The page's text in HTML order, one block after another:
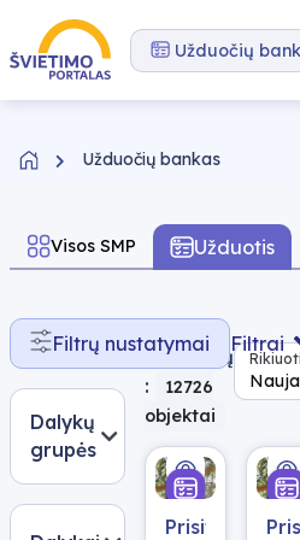
Pereiti prie turinio
Užduočių
Užduočių bankas
Visos SMP Užduotis
Filtrų nustatymai Filtrai
Dalykų
grupės
Rasta
rezultatų
:
12726
objektai
Prisitaikymas